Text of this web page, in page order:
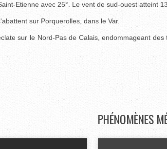
Etienne avec 25°. Le vent de sud-ouest atteint
sur Porquerolles, dans le Var.
sur le Nord-Pas de Calais, endommageant
PHÉNOMÈNES